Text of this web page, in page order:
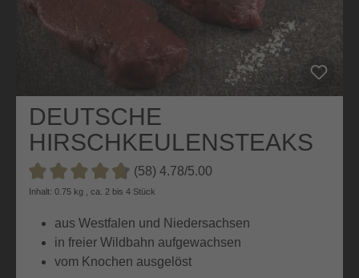
DEUTSCHE
HIRSCHKEULENSTEAKS
OHNE KNOCHEN
Durchschnittliche Bewertung von 4.7 von 5 Sternen
(58) 4.78/5.00
Inhalt: 0.75 kg , ca. 2 bis 4 Stück
aus Westfalen und Niedersachsen
in freier Wildbahn aufgewachsen
vom Knochen ausgelöst